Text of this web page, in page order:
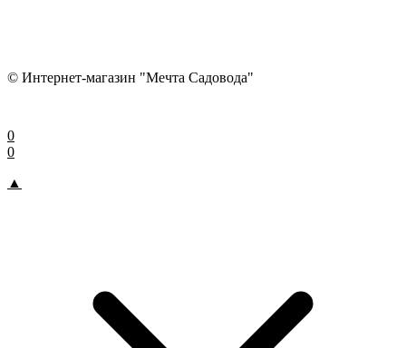
© Интернет-магазин "Мечта Садовода"
0
0
▲